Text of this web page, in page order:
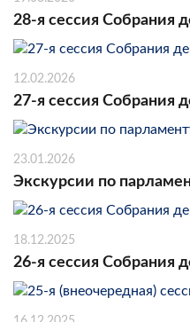
28-я сессия Собрания
12.02.2026
27-я сессия Собрания
23.01.2026
Экскурсии по
18.12.2025
26-я сессия Собрания